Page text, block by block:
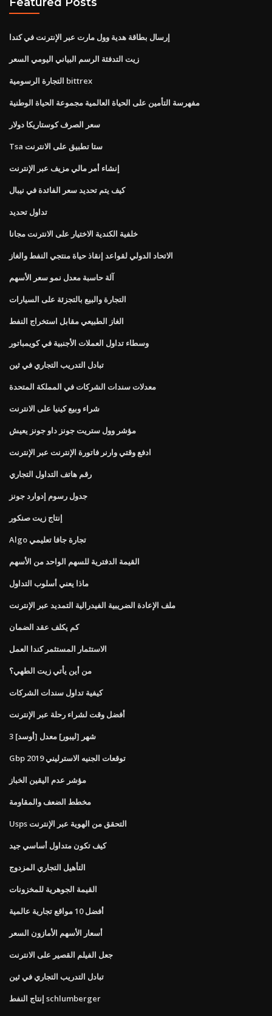
إرسال بطاقة هدية وول مارت عبر الإنترنت في كندا
زيت التدفئة الرسم البياني اليومي السعر
التجارة الرسومية bittrex
مفهرسة التأمين على الحياة العالمية مجموعة الحياة الوطنية
سعر الصرف كوستاريكا دولار
Tsa ستا تطبيق على الانترنت
إنشاء أمر مالي مزيف عبر الإنترنت
كيف يتم تحديد سعر الفائدة في نيبال
تداول تحديد
خلفية الكندية الاختيار على الانترنت مجانا
الاتحاد الدولي لقواعد إنقاذ حياة منتجي النفط والغاز
آلة حاسبة معدل نمو سعر الأسهم
التجارة والبيع بالتجزئة على السيارات
الغاز الطبيعي مقابل استخراج النفط
وسطاء تداول العملات الأجنبية في كويمباتور
تبادل التدريب التجاري في ثين
معدلات سندات الشركات في المملكة المتحدة
شراء وبيع كينيا على الانترنت
مؤشر وول ستريت جونز داو جونز يعيش
ادفع وقتي وارنر فاتورة الإنترنت عبر الإنترنت
رقم هاتف التداول التجاري
جدول رسوم إدوارد جونز
إنتاج زيت صنكور
Algo تجارة جافا تعليمي
القيمة الدفترية للسهم الواحد من الأسهم
ماذا يعني أسلوب التداول
ملف الإعادة الضريبية الفيدرالية التمديد عبر الإنترنت
كم يكلف عقد الضمان
الاستثمار المستثمر كندا العمل
من أين يأتي زيت الطهي؟
كيفية تداول سندات الشركات
أفضل وقت لشراء رحلة عبر الإنترنت
3 شهر [ليبور] معدل [أوسد]
Gbp توقعات الجنيه الاسترليني 2019
مؤشر عدم اليقين الخباز
مخطط الضعف والمقاومة
Usps التحقق من الهوية عبر الإنترنت
كيف تكون متداول أساسي جيد
التأهيل التجاري المزدوج
القيمة الجوهرية للمخزونات
أفضل 10 مواقع تجارية عالمية
أسعار الأسهم الأمازون السعر
جعل الفيلم القصير على الانترنت
تبادل التدريب التجاري في ثين
إنتاج النفط schlumberger